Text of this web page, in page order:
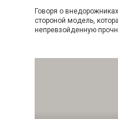
Говоря о
стороной модель,
непревзойденную